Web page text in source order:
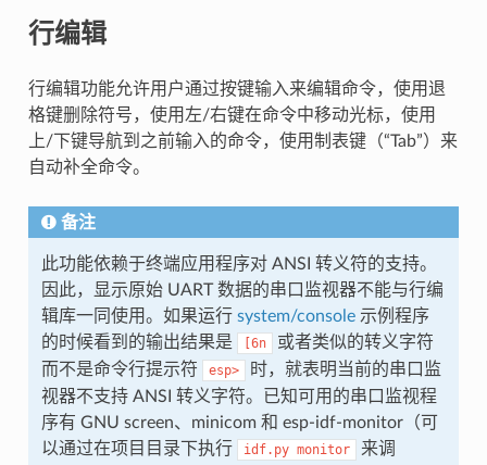
行编辑
行编辑功能允许用户通过按键输入来编辑命令，使用退
格键删除符号，使用左/右键在命令中移动光标，使用
上/下键导航到之前输入的命令，使用制表键（“Tab”）来
自动补全命令。
备注
此功能依赖于终端应用程序对 ANSI 转义符的支持。
因此，显示原始 UART 数据的串口监视器不能与行编
辑库一同使用。如果运行 system/console示例程序
的时候看到的输出结果是
[6n
或者类似的转义字符
而不是命令行提示符
esp>
时，就表明当前的串口监
视器不支持 ANSI 转义字符。已知可用的串口监视程
序有 GNU screen、minicom 和 esp-idf-monitor（可
以通过在项目目录下执行
idf.py monitor
来调